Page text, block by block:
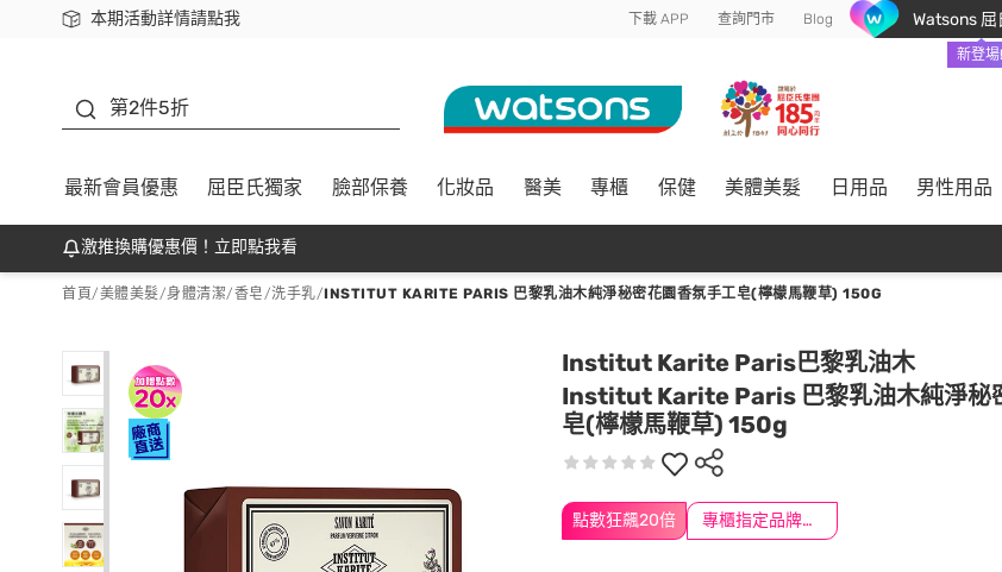
本期活動詳情請點我
下載app最高回饋$350 下載 APP 查詢門市 Blog Watsons 屈
新登場
第2件5折
最新會員優惠 屈臣氏獨家 臉部保養 化妝品 醫美 專櫃 保健 美體美髮 日用品 男性用品
激推換購優惠價！立即點我看
首頁/美體美髮/身體清潔/香皂/洗手乳/INSTITUT KARITE PARIS 巴黎乳油木純淨秘密花園香氛手工皂(檸檬馬鞭草) 150G
Institut Karite Paris巴黎乳油木
Institut Karite Paris 巴黎乳油木純淨秘
皂(檸檬馬鞭草) 150g
點數狂飆20倍 專櫃指定品牌滿2000送$200